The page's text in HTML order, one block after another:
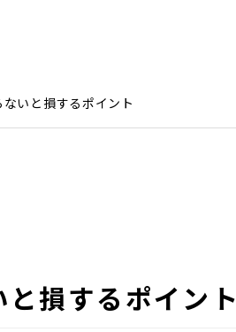
いと損するポイント
損するポイント